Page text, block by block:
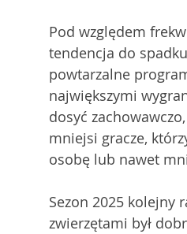
Pod względem
tendencja do
powtarzalne
największymi
dosyć
mniejsi gracze,
osobę lub nawet
Sezon 2025 kolejny
zwierzętami był